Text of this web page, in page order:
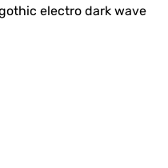
gothic electro dark wave